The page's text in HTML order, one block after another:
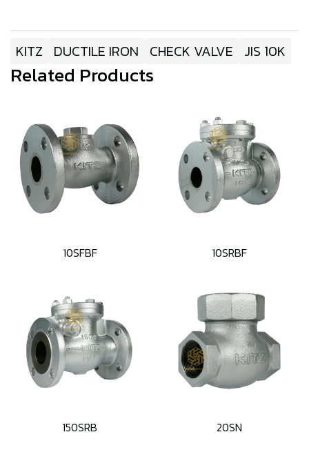
KITZ DUCTILE IRON CHECK VALVE JIS 10K
Related Products
10SFBF 10SRBF
150SRB 20SN